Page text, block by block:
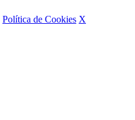
Política de Cookies X